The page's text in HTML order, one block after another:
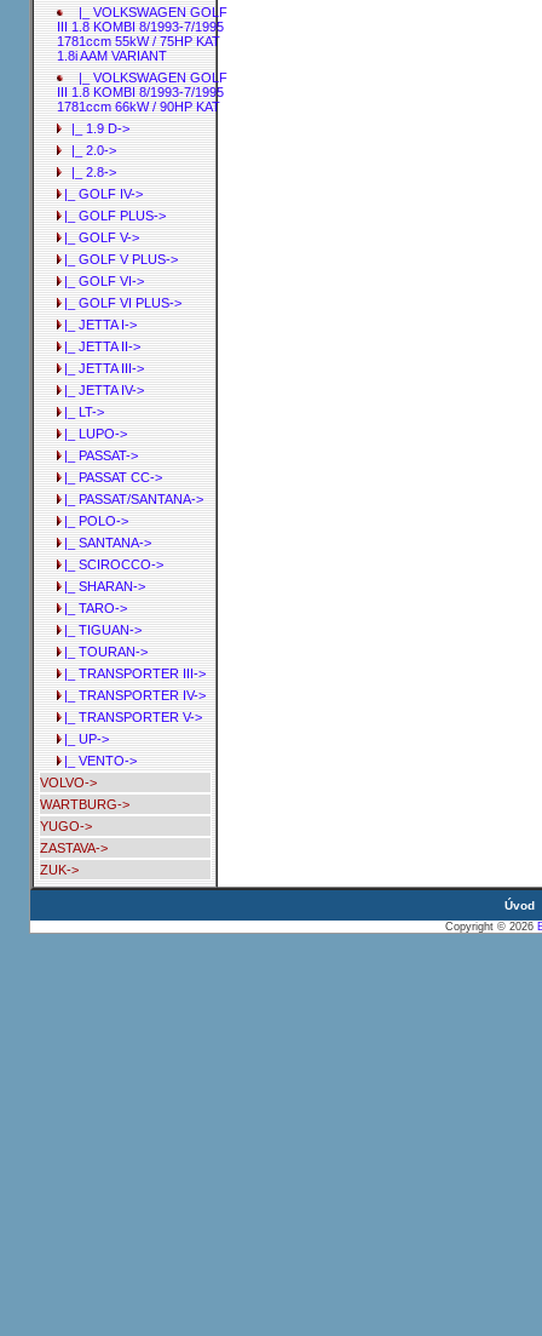
|_ VOLKSWAGEN GOLF
III 1.8 KOMBI 8/1993-7/1995
1781ccm 55kW / 75HP KAT
1.8i AAM VARIANT
|_ VOLKSWAGEN GOLF
III 1.8 KOMBI 8/1993-7/1995
1781ccm 66kW / 90HP KAT
|_ 1.9 D->
|_ 2.0->
|_ 2.8->
|_ GOLF IV->
|_ GOLF PLUS->
|_ GOLF V->
|_ GOLF V PLUS->
|_ GOLF VI->
|_ GOLF VI PLUS->
|_ JETTA I->
|_ JETTA II->
|_ JETTA III->
|_ JETTA IV->
|_ LT->
|_ LUPO->
|_ PASSAT->
|_ PASSAT CC->
|_ PASSAT/SANTANA->
|_ POLO->
|_ SANTANA->
|_ SCIROCCO->
|_ SHARAN->
|_ TARO->
|_ TIGUAN->
|_ TOURAN->
|_ TRANSPORTER III->
|_ TRANSPORTER IV->
|_ TRANSPORTER V->
|_ UP->
|_ VENTO->
VOLVO->
WARTBURG->
YUGO->
ZASTAVA->
ZUK->
Úvod
Copyright © 2026